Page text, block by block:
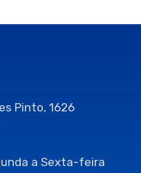
Pinto, 1626
a Sexta-feira